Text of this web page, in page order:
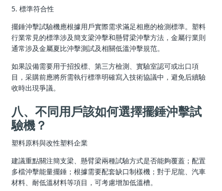
5. 標準符合性
擺錘沖擊試驗機應根據用戶實際需求滿足相應的檢測標準。塑料
行業常見的標準涉及簡支梁沖擊和懸臂梁沖擊方法，金屬行業則
通常涉及金屬夏比沖擊測試及相關低溫沖擊規范。
如果設備需要用于招投標、第三方檢測、實驗室認可或出口項
目，采購前應將所需執行標準明確寫入技術協議中，避免后續驗
收時出現爭議。
八、不同用戶該如何選擇擺錘沖擊試
驗機？
塑料原料與改性塑料企業
建議重點關注簡支梁、懸臂梁兩種試驗方式是否能夠覆蓋；配置
多檔沖擊能量擺錘；根據需要配套缺口制樣機；對于尼龍、汽車
材料、耐低溫材料等項目，可考慮增加低溫槽。